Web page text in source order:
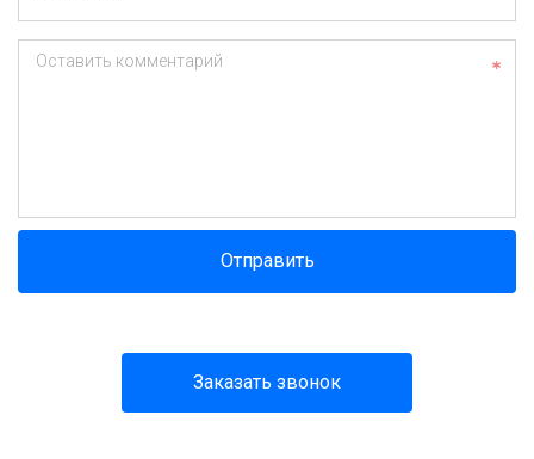
Оставить комментарий
Отправить
Заказать звонок